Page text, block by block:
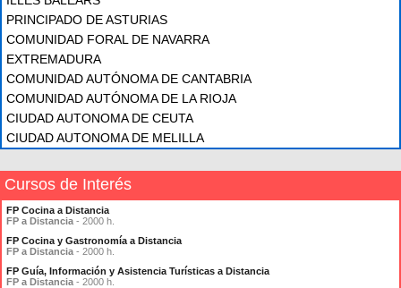
PRINCIPADO DE ASTURIAS
COMUNIDAD FORAL DE NAVARRA
EXTREMADURA
COMUNIDAD AUTÓNOMA DE CANTABRIA
COMUNIDAD AUTÓNOMA DE LA RIOJA
CIUDAD AUTONOMA DE CEUTA
CIUDAD AUTONOMA DE MELILLA
Cursos de Interés
FP Cocina a Distancia
FP a Distancia - 2000 h.
FP Cocina y Gastronomía a Distancia
FP a Distancia - 2000 h.
FP Guía, Información y Asistencia Turísticas a Distancia
FP a Distancia - 2000 h.